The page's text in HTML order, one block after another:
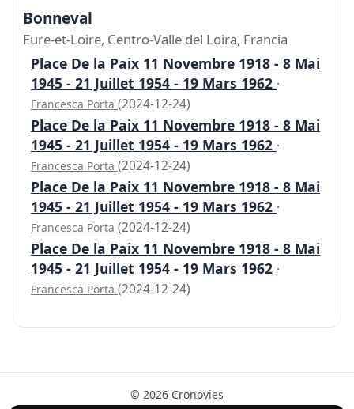
Bonneval
Eure-et-Loire, Centro-Valle del Loira, Francia
Place De la Paix 11 Novembre 1918 - 8 Mai
1945 - 21 Juillet 1954 - 19 Mars 1962 ·
Francesca Porta (2024-12-24)
Place De la Paix 11 Novembre 1918 - 8 Mai
1945 - 21 Juillet 1954 - 19 Mars 1962 ·
Francesca Porta (2024-12-24)
Place De la Paix 11 Novembre 1918 - 8 Mai
1945 - 21 Juillet 1954 - 19 Mars 1962 ·
Francesca Porta (2024-12-24)
Place De la Paix 11 Novembre 1918 - 8 Mai
1945 - 21 Juillet 1954 - 19 Mars 1962 ·
Francesca Porta (2024-12-24)
© 2026 Cronovies